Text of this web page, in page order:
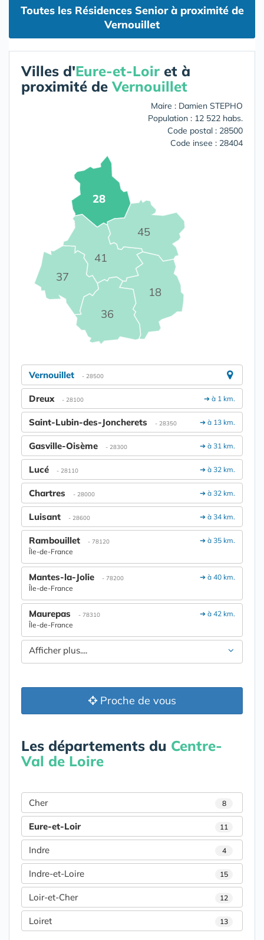
Toutes les Résidences Senior à proximité de
Vernouillet
Villes d'Eure-et-Loir et à
proximité deVernouillet
Maire : Damien STEPHO
Population : 12 522 habs.
Code postal : 28500
Code insee : 28404
18
28
36
37
41
45
Vernouillet - 28500
➔ à 1 km.
Dreux - 28100
➔ à 13 km.
Saint-Lubin-des-Joncherets - 28350
➔ à 31 km.
Gasville-Oisème - 28300
➔ à 32 km.
Lucé - 28110
➔ à 32 km.
Chartres - 28000
➔ à 34 km.
Luisant - 28600
➔ à 35 km.
Rambouillet - 78120
Île-de-France
➔ à 40 km.
Mantes-la-Jolie - 78200
Île-de-France
➔ à 42 km.
Maurepas - 78310
Île-de-France
Afficher plus....
Proche de vous
Les départements du Centre-
Val de Loire
Cher 8
Eure-et-Loir 11
Indre 4
Indre-et-Loire 15
Loir-et-Cher 12
Loiret 13